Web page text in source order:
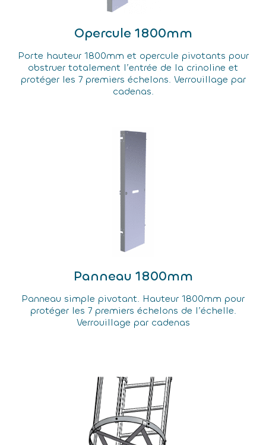
Opercule 1800mm
Porte hauteur 1800mm et opercule pivotants pour
obstruer totalement l’entrée de la crinoline et
protéger les 7 premiers échelons. Verrouillage par
cadenas.
Panneau 1800mm
Panneau simple pivotant. Hauteur 1800mm pour
protéger les 7 premiers échelons de l’échelle.
Verrouillage par cadenas